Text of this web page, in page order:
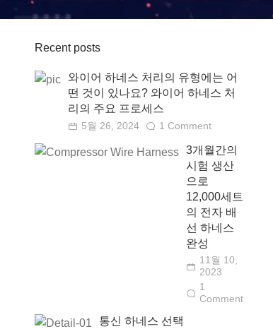
Recent posts
와이어 하네스 처리의 유형에는 어
떤 것이 있나요? 와이어 하네스 처
리의 주요 프로세스
5월 26, 2024 1 Comment
3개월간의
시험 생산
으로
12,000세트
의 전자 배
선 하네스
완성
11월 10,
2023
1
Comment
통신 하네스 선택